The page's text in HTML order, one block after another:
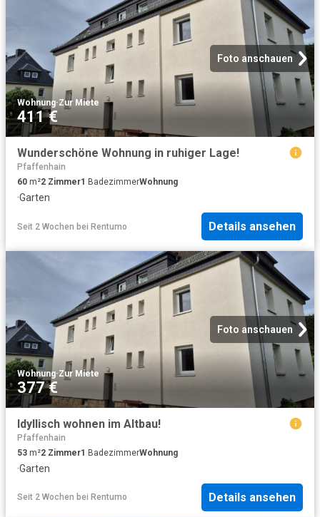
Foto anschauen
Wohnung·Zur Miete
411 €
Wunderschöne Wohnung in ruhiger Lage!
Pfaffenhain
60 m²2 Zimmer1 BadezimmerWohnung
·Garten
Seit 2 Wochen bei Rentumo Details ansehen
Foto anschauen
Wohnung·Zur Miete
377 €
Idyllisch wohnen im Altbau!
Pfaffenhain
53 m²2 Zimmer1 BadezimmerWohnung
·Garten
Seit 2 Wochen bei Rentumo Details ansehen